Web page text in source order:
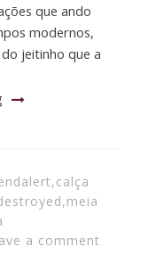
que ando
modernos,
jeitinho que a
,calça
,meia
a comment